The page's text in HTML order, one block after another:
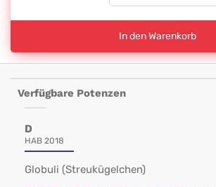
In den Warenkorb
Verfügbare Potenzen
D
HAB 2018
Globuli (Streukügelchen)